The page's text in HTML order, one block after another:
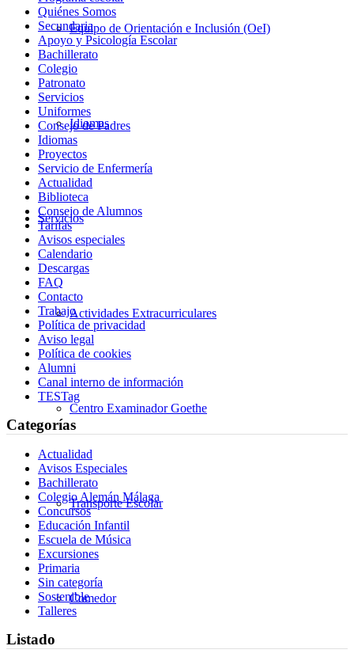
Equipo de Orientación e Inclusión (OeI)
Idiomas
Servicios
Actividades Extracurriculares
Centro Examinador Goethe
Transporte Escolar
Comedor
Quiénes Somos
Secundaria
Apoyo y Psicología Escolar
Bachillerato
Colegio
Patronato
Servicios
Uniformes
Consejo de Padres
Idiomas
Proyectos
Servicio de Enfermería
Actualidad
Biblioteca
Consejo de Alumnos
Tarifas
Avisos especiales
Calendario
Descargas
FAQ
Contacto
Trabajo
Política de privacidad
Aviso legal
Política de cookies
Alumni
Canal interno de información
TESTag
Categorías
Actualidad
Avisos Especiales
Bachillerato
Colegio Alemán Málaga
Concursos
Educación Infantil
Escuela de Música
Excursiones
Primaria
Sin categoría
Sostenible
Talleres
Listado